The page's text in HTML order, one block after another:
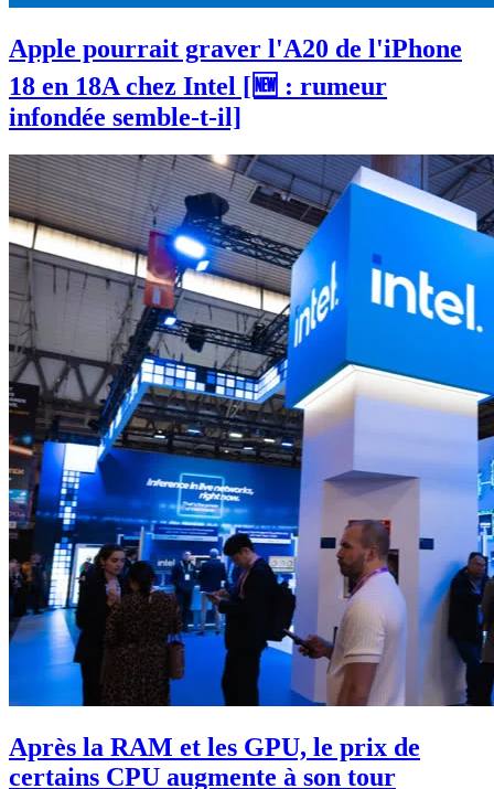
Apple pourrait graver l'A20 de l'iPhone
18 en 18A chez Intel [🆕 : rumeur
infondée semble-t-il]
Après la RAM et les GPU, le prix de
certains CPU augmente à son tour